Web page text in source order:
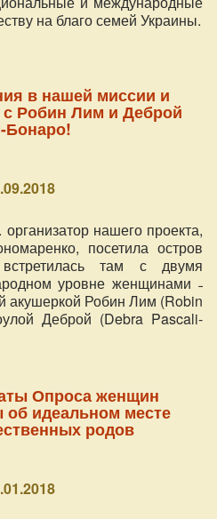
на благо семей Украины.
в нашей миссии и
с Робин Лим и Деброй
Бонаро!
нашего проекта,
посетила остров
там с двумя
уровне женщинами ˗
акушеркой Робин Лим (Robin
Деброй (Debra Pascali-
встреч и как мы
Опроса женщин
об идеальном месте
родов